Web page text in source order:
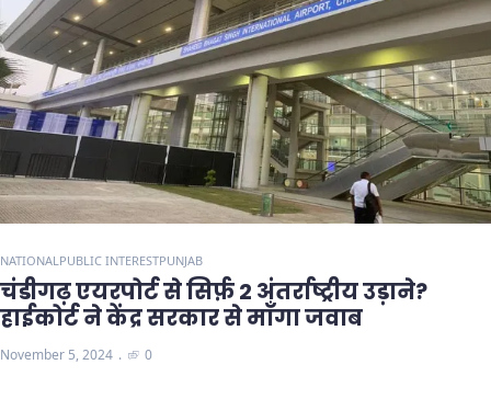
NATIONALPUBLIC INTERESTPUNJAB
चंडीगढ़ एयरपोर्ट से सिर्फ़ 2 अंतर्राष्ट्रीय उड़ाने?
हाईकोर्ट ने केंद्र सरकार से माँगा जवाब
November 5, 2024 0